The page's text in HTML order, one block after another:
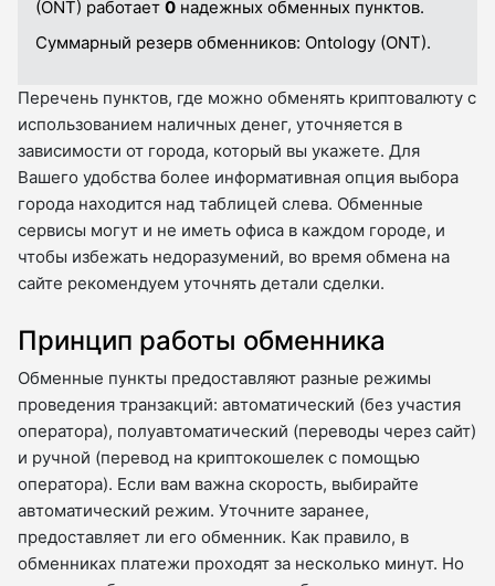
(ONT) работает 0 надежных обменных пунктов.
Суммарный резерв обменников: Ontology (ONT).
Перечень пунктов, где можно обменять криптовалюту с
использованием наличных денег, уточняется в
зависимости от города, который вы укажете. Для
Вашего удобства более информативная опция выбора
города находится над таблицей слева. Обменные
сервисы могут и не иметь офиса в каждом городе, и
чтобы избежать недоразумений, во время обмена на
сайте рекомендуем уточнять детали сделки.
Принцип работы обменника
Обменные пункты предоставляют разные режимы
проведения транзакций: автоматический (без участия
оператора), полуавтоматический (переводы через сайт)
и ручной (перевод на криптокошелек с помощью
оператора). Если вам важна скорость, выбирайте
автоматический режим. Уточните заранее,
предоставляет ли его обменник. Как правило, в
обменниках платежи проходят за несколько минут. Но